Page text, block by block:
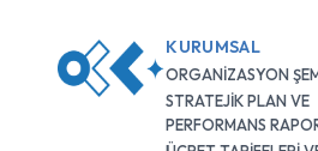
KURUMSAL
ORGANİZASYON
STRATEJİK PLAN VE
PERFORMANS